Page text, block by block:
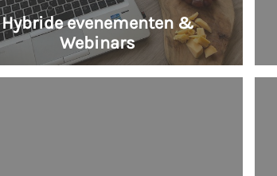
Hybride evenementen &
Webinars